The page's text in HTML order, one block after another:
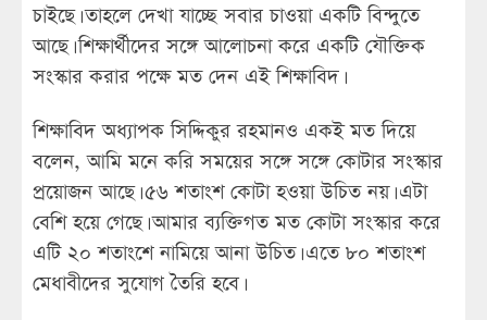
চাইছে। তাহলে দেখা যাচ্ছে সবার চাওয়া একটি বিন্দুতে
আছে। শিক্ষার্থীদের সঙ্গে আলোচনা করে একটি যৌক্তিক
সংস্কার করার পক্ষে মত দেন এই শিক্ষাবিদ।
শিক্ষাবিদ অধ্যাপক সিদ্দিকুর রহমানও একই মত দিয়ে
বলেন, আমি মনে করি সময়ের সঙ্গে সঙ্গে কোটার সংস্কার
প্রয়োজন আছে। ৫৬ শতাংশ কোটা হওয়া উচিত নয়। এটা
বেশি হয়ে গেছে। আমার ব্যক্তিগত মত কোটা সংস্কার করে
এটি ২০ শতাংশে নামিয়ে আনা উচিত। এতে ৮০ শতাংশ
মেধাবীদের সুযোগ তৈরি হবে।